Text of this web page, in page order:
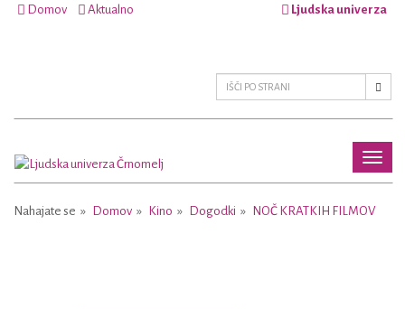
Domov Aktualno Ljudska univerza
Nahajate se Domov Kino Dogodki NOČ KRATKIH FILMOV